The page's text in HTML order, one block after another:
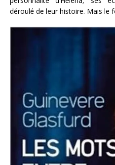
déroulé de leur histoire. Mais le